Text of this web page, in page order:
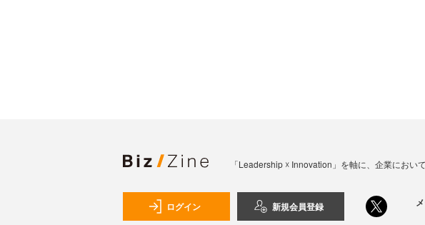
「Leadership ☓ Innovation」を軸に、企業におい
ログイン 新規会員登録